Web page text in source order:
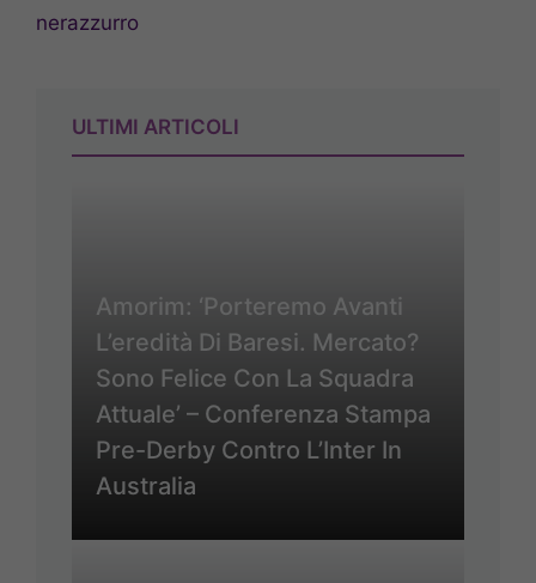
nerazzurro
ULTIMI ARTICOLI
Amorim: ‘Porteremo Avanti
L’eredità Di Baresi. Mercato?
Sono Felice Con La Squadra
Attuale’ – Conferenza Stampa
Pre-Derby Contro L’Inter In
Australia